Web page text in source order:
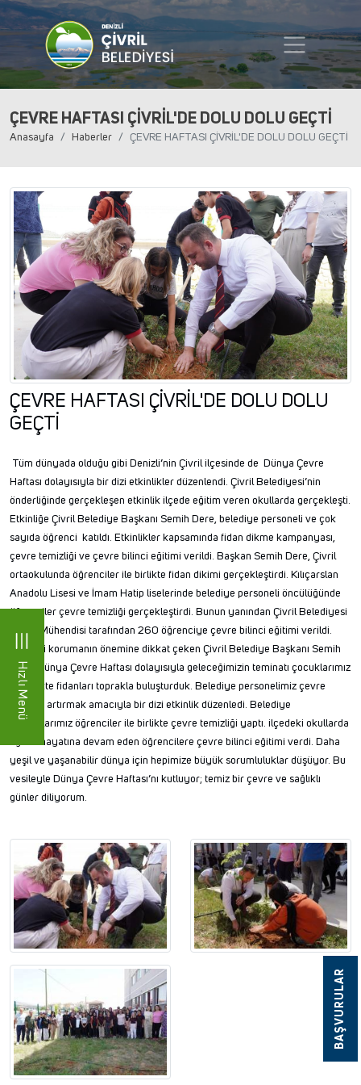
Hızlı Menü
BAŞVURULAR
ÇEVRE HAFTASI ÇİVRİL'DE DOLU DOLU GEÇTİ
Anasayfa Haberler ÇEVRE HAFTASI ÇİVRİL'DE DOLU DOLU GEÇTİ
ÇEVRE HAFTASI ÇİVRİL'DE DOLU DOLU
GEÇTİ
Tüm dünyada olduğu gibi Denizli’nin Çivril ilçesinde de Dünya Çevre
Haftası dolayısıyla bir dizi etkinlikler düzenlendi. Çivril Belediyesi’nin
önderliğinde gerçekleşen etkinlik ilçede eğitim veren okullarda gerçekleşti.
Etkinliğe Çivril Belediye Başkanı Semih Dere, belediye personeli ve çok
sayıda öğrenci katıldı. Etkinlikler kapsamında fidan dikme kampanyası,
çevre temizliği ve çevre bilinci eğitimi verildi. Başkan Semih Dere, Çivril
ortaokulunda öğrenciler ile birlikte fidan dikimi gerçekleştirdi. Kılıçarslan
Anadolu Lisesi ve İmam Hatip liselerinde belediye personeli öncülüğünde
öğrenciler çevre temizliği gerçekleştirdi. Bunun yanından Çivril Belediyesi
Çevre Mühendisi tarafından 260 öğrenciye çevre bilinci eğitimi verildi.
Çevreyi korumanın önemine dikkat çeken Çivril Belediye Başkanı Semih
Dere, Dünya Çevre Haftası dolayısıyla geleceğimizin teminatı çocuklarımız
ile birlikte fidanları toprakla buluşturduk. Belediye personelimiz çevre
bilincini artırmak amacıyla bir dizi etkinlik düzenledi. Belediye
çalışanlarımız öğrenciler ile birlikte çevre temizliği yaptı. ilçedeki okullarda
eğitim hayatına devam eden öğrencilere çevre bilinci eğitimi verdi. Daha
yeşil ve yaşanabilir dünya için hepimize büyük sorumluluklar düşüyor. Bu
vesileyle Dünya Çevre Haftası’nı kutluyor; temiz bir çevre ve sağlıklı
günler diliyorum.